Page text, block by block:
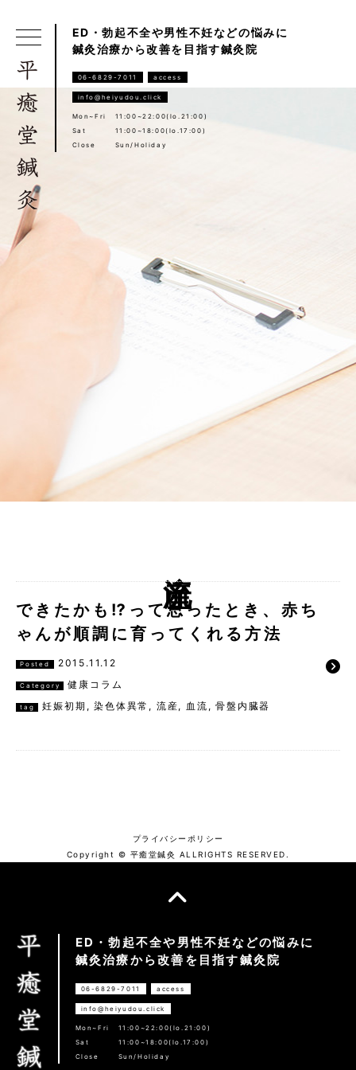
ED・勃起不全や男性不妊などの悩みに
鍼灸治療から改善を目指す鍼灸院
06-6829-7011 access
info@heiyudou.click
Mon~Fri
11:00~22:00(lo.21:00)
Sat
11:00~18:00(lo.17:00)
Close
Sun/Holiday
できたかも⁉︎って思ったとき、赤ち
ゃんが順調に育ってくれる方法
Posted 2015.11.12
Category 健康コラム
tag 妊娠初期 ,染色体異常 , 流産, 血流 ,骨盤内臓器
プライバシーポリシー
Copyright © 平癒堂鍼灸 ALLRIGHTS RESERVED.
ED・勃起不全や男性不妊などの悩みに
鍼灸治療から改善を目指す鍼灸院
06-6829-7011 access
info@heiyudou.click
Mon~Fri
11:00~22:00(lo.21:00)
Sat
11:00~18:00(lo.17:00)
Close
Sun/Holiday